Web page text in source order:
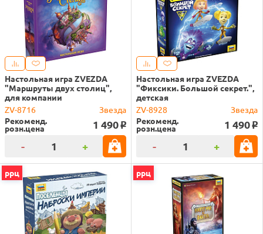
Настольная игра ZVEZDA
"Маршруты двух столиц",
для компании
ZV-8716
Звезда
Рекоменд.
розн.цена 1 490 o
- +
Настольная игра ZVEZDA
"Фиксики. Большой секрет.",
детская
ZV-8928
Звезда
Рекоменд.
розн.цена 1 490 o
- +
ррц ррц